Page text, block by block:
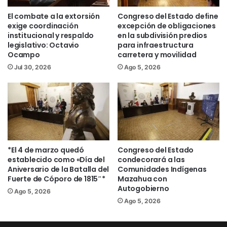
necesarias para garantizar el pleno
ejercicio de sus derechos.
Nalleli Pedraza explicó que actualmente
existe un importante vacío de
precisión la realidad que enfrentan miles
de personas con discapacidad en temas
fundamentales como educación,
inclusión laboral, acceso a la justicia,
violencia, salud y participación social.
«Lo que no se mide, no se puede
atender. Hoy muchas personas con
discapacidad siguen siendo invisibles
El combate a la extorsión
exige coordinación
institucional y respaldo
legislativo: Octavio
Ocampo
Jul 30, 2026
Congreso del Estado define
excepción de obligaciones
en la subdivisión predios
para infraestructura
carretera y movilidad
Ago 5, 2026
*El 4 de marzo quedó
establecido como «Día del
Aniversario de la Batalla del
Fuerte de Cóporo de 1815″*
Ago 5, 2026
Congreso del Estado
condecorará a las
Comunidades Indígenas
Mazahua con
Autogobierno
Ago 5, 2026